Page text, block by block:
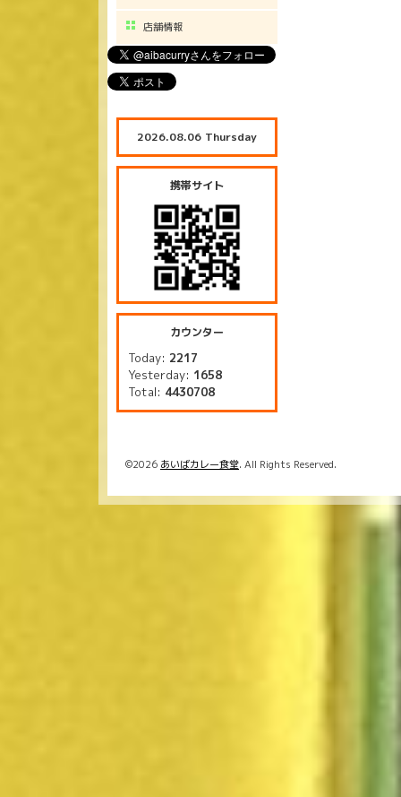
店舗情報
2026.08.06 Thursday
携帯サイト
カウンター
Today: 2217
Yesterday: 1658
Total: 4430708
©2026 あいばカレー食堂. All Rights Reserved.